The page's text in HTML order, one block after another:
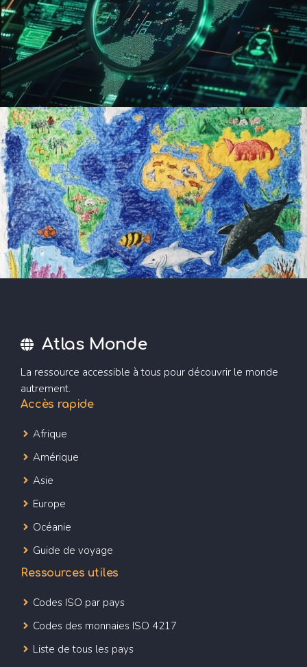
Atlas Monde
La ressource accessible à tous pour découvrir le monde
autrement.
Accès rapide
Afrique
Amérique
Asie
Europe
Océanie
Guide de voyage
Ressources utiles
Codes ISO par pays
Codes des monnaies ISO 4217
Liste de tous les pays